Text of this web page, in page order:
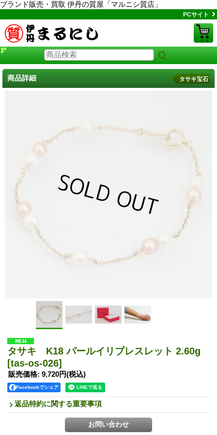
ブランド販売・買取 伊丹の質屋「マルニシ質店」
PCサイト
商品詳細 タサキ宝石
タサキ K18 パールイリブレスレット 2.60g
[tas-os-026]
販売価格: 9,720円(税込)
Facebookでシェア
返品特約に関する重要事項